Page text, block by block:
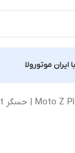
ایران موتورولا